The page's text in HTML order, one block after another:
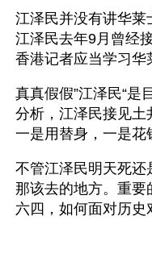
江泽民并没有讲华莱
江泽民去年9月曾经
香港记者应当学习华
真真假假”江泽民“是
分析，江泽民接见土
一是用替身，一是花
不管江泽民明天死
那该去的地方。重
六四，如何面对历史